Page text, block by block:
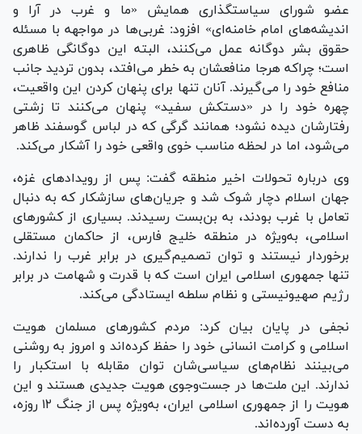
عضو شورای سیاستگذاری همایش «ما و غرب در آرا و
اندیشه‌های امام خامنه‌ای» افزود: غربی‌ها در مواجهه با مسئله
حقوق بشر دوگانه عمل می‌کنند، البته این دوگانگی ظاهری
است؛ چراکه هرجا منافعشان به خطر می‌افتد، بدون تردید جانب
منافع خود را می‌گیرند. آنان تنها برای پنهان کردن این واقعیت،
چهره خود را در «دستکش سفید» پنهان می‌کنند تا زشتی
رفتارشان دیده نشود؛ همانند گرگی که در لباس گوسفند ظاهر
می‌شود، اما در لحظه مناسب خوی واقعی خود را آشکار می‌کند.
وی درباره تحولات اخیر منطقه گفت: پس از رویداد‌های غزه،
جهان اسلام دچار شوک شد و جریان‌های سازشکار که به دنبال
تعامل با غرب بودند، به بن‌بست رسیدند. بسیاری از کشور‌های
اسلامی، به‌ویژه در منطقه خلیج فارس، از حاکمان مستقلی
برخوردار نیستند و توان تصمیم‌گیری در برابر غرب را ندارند.
تنها جمهوری اسلامی ایران است که با قدرت و شهامت در برابر
رژیم صهیونیستی و نظام سلطه ایستادگی می‌کند.
نجفی در پایان بیان کرد: مردم کشور‌های مسلمان هویت
اسلامی و کرامت انسانی خود را حفظ کرده‌اند و امروز به روشنی
می‌بینند نظام‌های سیاسی‌شان توان مقابله با استکبار را
ندارند. این ملت‌ها در جست‌وجوی هویت جدیدی هستند و این
هویت را از جمهوری اسلامی ایران، به‌ویژه پس از جنگ ۱۲ روزه،
به دست آورده‌اند.